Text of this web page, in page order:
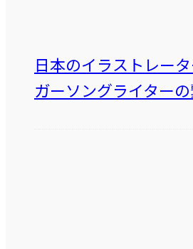
日本のイラストレー
ガーソングライター